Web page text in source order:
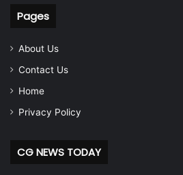
Pages
About Us
Contact Us
Home
Privacy Policy
CG NEWS TODAY